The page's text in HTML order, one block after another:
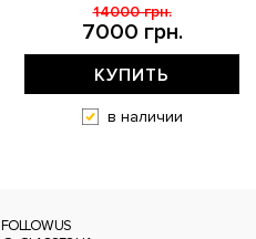
7000 грн.
14000 грн.
КУПИТЬ
в наличии
FOLLOW US